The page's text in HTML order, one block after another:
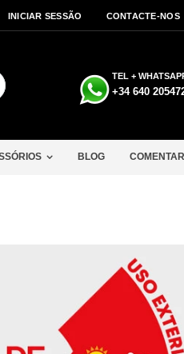
INICIAR SESSÃO CONTACTE-NOS
TEL +
+34 640
BLOG